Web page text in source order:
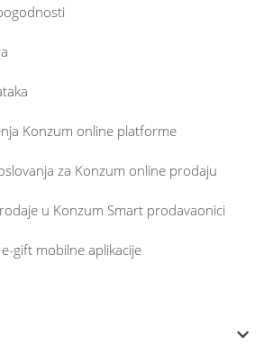
Konzum online platforme
za Konzum online prodaju
u Konzum Smart prodavaonici
gift mobilne aplikacije